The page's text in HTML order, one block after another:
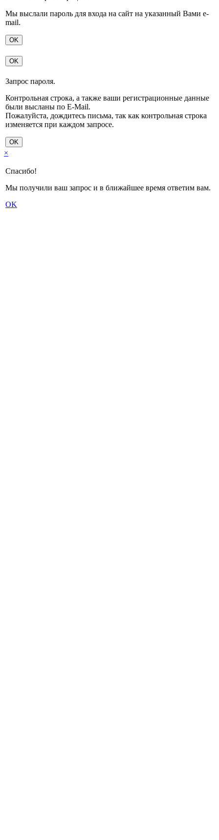
Мы выслали пароль для входа на сайт на указанный Вами e-
mail.
OK
OK
Запрос пароля.
Контрольная строка, а также ваши регистрационные данные
были высланы по E-Mail.
Пожалуйста, дождитесь письма, так как контрольная строка
изменяется при каждом запросе.
OK
×
Спасибо!
Мы получили ваш запрос и в ближайшее время ответим вам.
OK